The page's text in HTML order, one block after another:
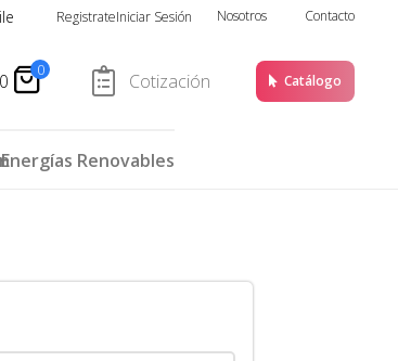
RegistrateIniciar Sesión Nosotros Contacto
0 0 Cotización Catálogo
Energías Renovables